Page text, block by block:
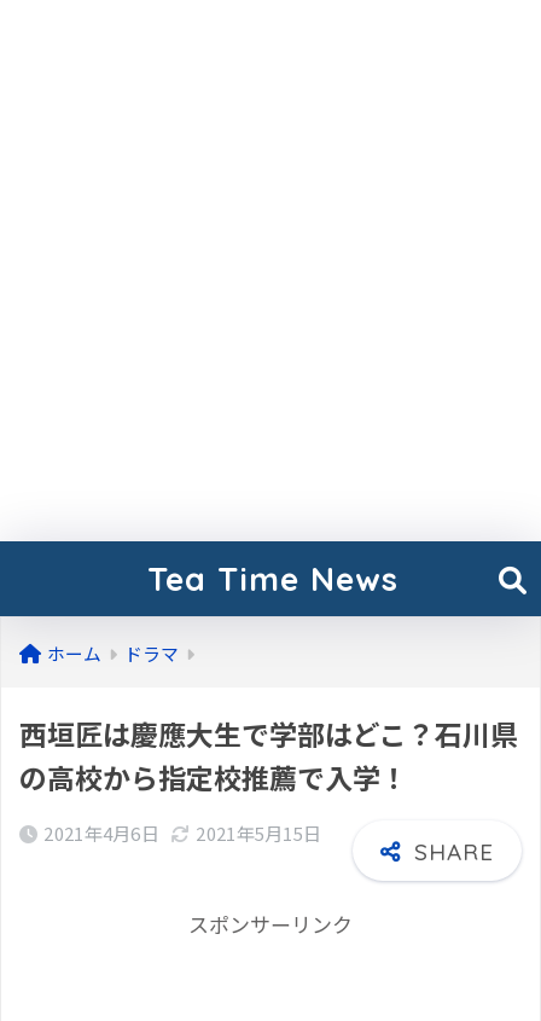
Tea Time News
ホーム ドラマ
西垣匠は慶應大生で学部はどこ？石川県
の高校から指定校推薦で入学！
2021年4月6日 2021年5月15日
スポンサーリンク